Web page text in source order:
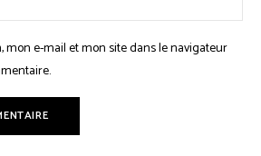
mon e-mail et mon site dans le navigateur